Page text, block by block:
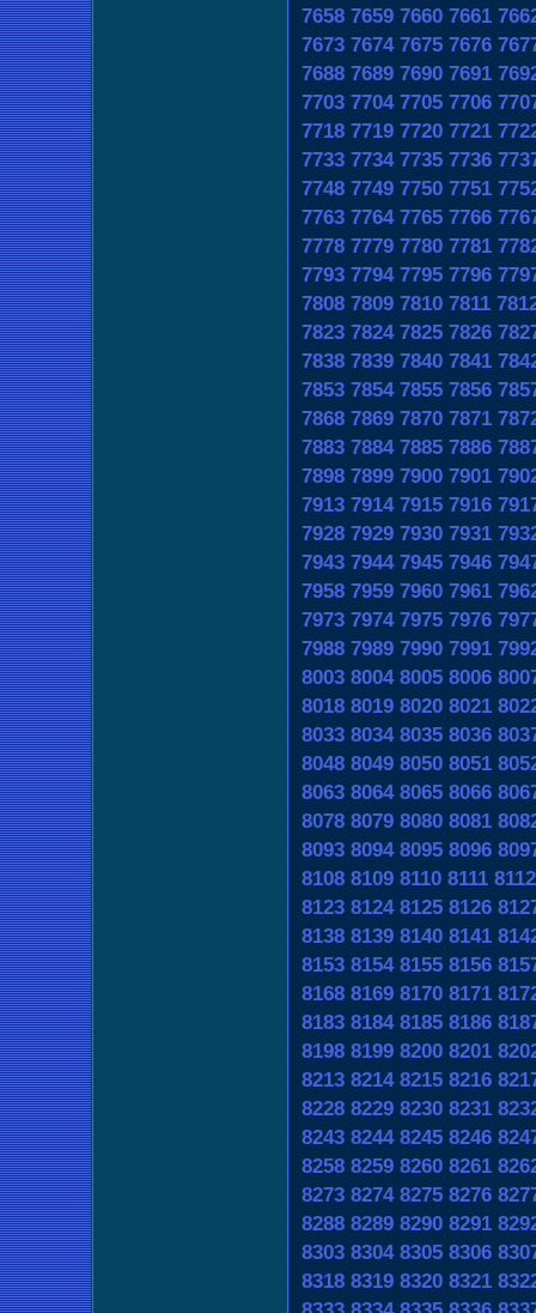
7658 7659 7660 7661
7673 7674 7675 7676
7688 7689 7690 7691
7703 7704 7705 7706
7718 7719 7720 7721
7733 7734 7735 7736
7748 7749 7750 7751
7763 7764 7765 7766
7778 7779 7780 7781
7793 7794 7795 7796
7808 7809 7810 7811
7823 7824 7825 7826
7838 7839 7840 7841
7853 7854 7855 7856
7868 7869 7870 7871
7883 7884 7885 7886
7898 7899 7900 7901
7913 7914 7915 7916
7928 7929 7930 7931
7943 7944 7945 7946
7958 7959 7960 7961
7973 7974 7975 7976
7988 7989 7990 7991
8003 8004 8005 8006
8018 8019 8020 8021
8033 8034 8035 8036
8048 8049 8050 8051
8063 8064 8065 8066
8078 8079 8080 8081
8093 8094 8095 8096
8108 8109 8110 8111 8112
8123 8124 8125 8126
8138 8139 8140 8141
8153 8154 8155 8156
8168 8169 8170 8171
8183 8184 8185 8186
8198 8199 8200 8201
8213 8214 8215 8216
8228 8229 8230 8231
8243 8244 8245 8246
8258 8259 8260 8261
8273 8274 8275 8276
8288 8289 8290 8291
8303 8304 8305 8306
8318 8319 8320 8321